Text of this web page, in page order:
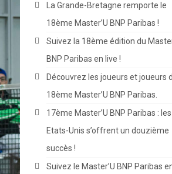
La Grande-Bretagne remporte le
18ème Master’U BNP Paribas !
Suivez la 18ème édition du
BNP Paribas en live !
Découvrez les joueurs et joueurs
18ème Master’U BNP Paribas.
17ème Master’U BNP Paribas : les
Etats-Unis s’offrent un douzième
succès !
Suivez le Master’U BNP Paribas